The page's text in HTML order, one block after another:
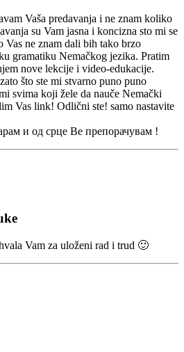
Vaša predavanja i ne znam koliko
su Vam jasna i koncizna sto mi se
Vas ne znam dali bih tako brzo
gramatiku Nemačkog jezika. Pratim
nove lekcije i videо-edukacije.
što ste mi stvarno puno puno
svima koji žele da nauče Nemački
Vas link! Odlični ste! samo nastavite
и од срце Ве препорачувам !
Vam za uloženi rad i trud 🙂